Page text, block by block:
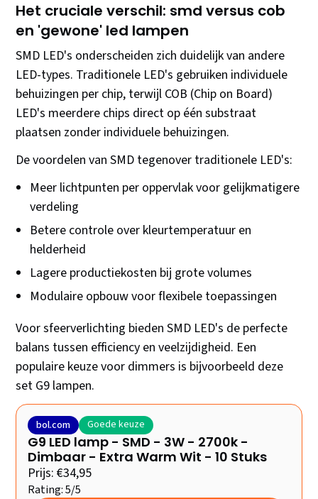
Het cruciale verschil: smd versus cob
en 'gewone' led lampen
SMD LED's onderscheiden zich duidelijk van andere
LED-types. Traditionele LED's gebruiken individuele
behuizingen per chip, terwijl COB (Chip on Board)
LED's meerdere chips direct op één substraat
plaatsen zonder individuele behuizingen.
De voordelen van SMD tegenover traditionele LED's:
Meer lichtpunten per oppervlak voor gelijkmatigere
verdeling
Betere controle over kleurtemperatuur en
helderheid
Lagere productiekosten bij grote volumes
Modulaire opbouw voor flexibele toepassingen
Voor sfeerverlichting bieden SMD LED's de perfecte
balans tussen efficiency en veelzijdigheid. Een
populaire keuze voor dimmers is bijvoorbeeld deze
set G9 lampen.
bol.com Goede keuze
G9 LED lamp - SMD - 3W - 2700k -
Dimbaar - Extra Warm Wit - 10 Stuks
Prijs: €34,95
Rating: 5/5